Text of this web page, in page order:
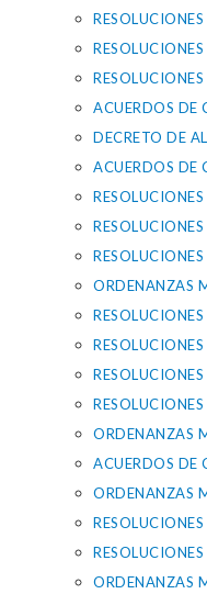
ACUERDOS DE
DECRETO DE
ACUERDOS DE
ORDENANZAS
ORDENANZAS
ACUERDOS DE
ORDENANZAS
ORDENANZAS